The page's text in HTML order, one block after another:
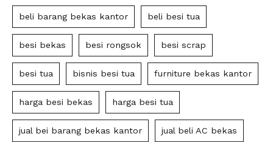
beli barang bekas kantor beli besi tua
besi bekas besi rongsok besi scrap
besi tua bisnis besi tua furniture bekas kantor
harga besi bekas harga besi tua
jual bei barang bekas kantor jual beli AC bekas